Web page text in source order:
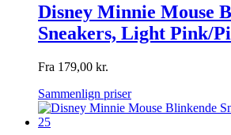
Disney Minnie Mouse
Sneakers, Light Pink/
Fra 179,00 kr.
Sammenlign priser